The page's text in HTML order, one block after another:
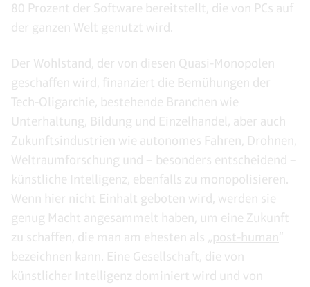
80 Prozent der Software bereitstellt, die von PCs auf
der ganzen Welt genutzt wird.
Der Wohlstand, der von diesen Quasi-Monopolen
geschaffen wird, finanziert die Bemühungen der
Tech-Oligarchie, bestehende Branchen wie
Unterhaltung, Bildung und Einzelhandel, aber auch
Zukunftsindustrien wie autonomes Fahren, Drohnen,
Weltraumforschung und – besonders entscheidend –
künstliche Intelligenz, ebenfalls zu monopolisieren.
Wenn hier nicht Einhalt geboten wird, werden sie
genug Macht angesammelt haben, um eine Zukunft
zu schaffen, die man am ehesten als „post-human“
bezeichnen kann. Eine Gesellschaft, die von
künstlicher Intelligenz dominiert wird und von